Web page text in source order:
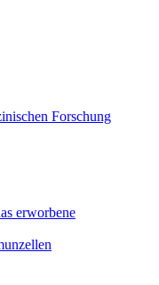
Forschung
erworbene